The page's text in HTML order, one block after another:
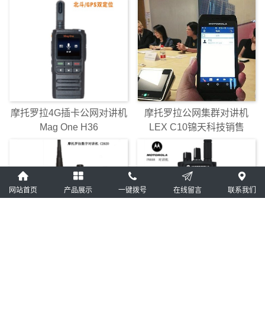
摩托罗拉4G插卡公网对讲机
Mag One H36
摩托罗拉公网集群对讲机
LEX C10锦天科技销售
网站首页 产品展示 一键拨号 在线留言 联系我们